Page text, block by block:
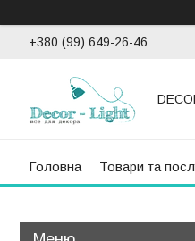
+380 (99) 649-26-46
Головна Товари та